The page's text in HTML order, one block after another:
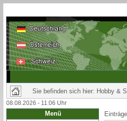
Sie befinden sich hier: Hobby &
08.08.2026 - 11:06 Uhr
Menü